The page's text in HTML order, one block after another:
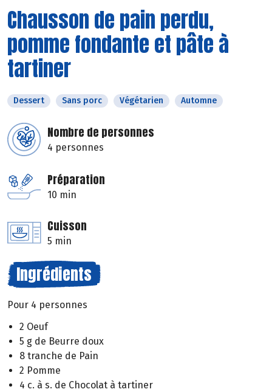
Chausson de pain perdu,
pomme fondante et pâte à
tartiner
Dessert Sans porc Végétarien Automne
Nombre de personnes
4 personnes
Préparation
10 min
Cuisson
5 min
Ingrédients
Pour 4 personnes
2 Oeuf
5 g de Beurre doux
8 tranche de Pain
2 Pomme
4 c. à s. de Chocolat à tartiner